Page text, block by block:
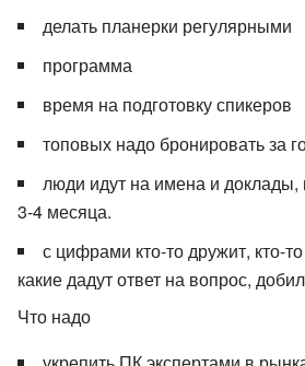
делать планерки регулярными
программа
время на подготовку спикеров
топовых надо бронировать за
люди идут на имена и доклады,
3-4 месяца.
с цифрами кто-то дружит, кто-
какие дадут ответ на вопрос,
Что надо